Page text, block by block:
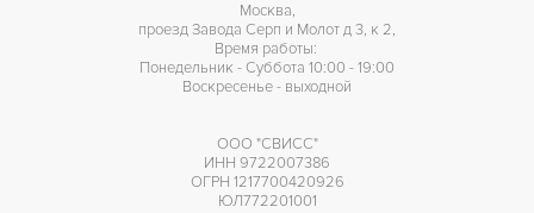
Москва,
проезд Завода Серп и Молот д 3, к 2,
Время работы:
Понедельник - Суббота 10:00 - 19:00
Воскресенье - выходной
ООО "СВИСС"
ИНН 9722007386
ОГРН 1217700420926
ЮЛ772201001